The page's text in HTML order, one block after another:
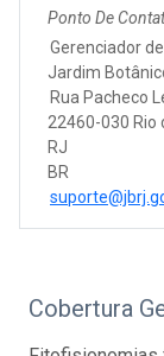
Ponto De
Gerenciador
Jardim
Rua Pacheco
22460-030 Rio
RJ
BR
Cobertura